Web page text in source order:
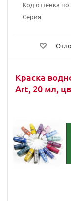
Код оттенка
Серия
Краска
Art, 20 мл,